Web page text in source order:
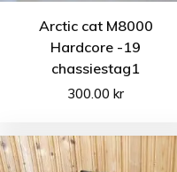
Arctic cat M8000
Hardcore -19
chassiestag1
300.00kr